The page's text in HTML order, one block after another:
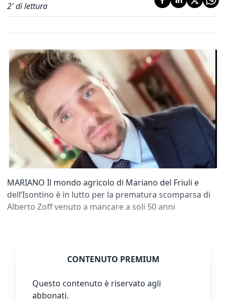
2' di lettura
MARIANO Il mondo agricolo di Mariano del Friuli e
dell’Isontino è in lutto per la prematura scomparsa di
Alberto Zoff venuto a mancare a soli 50 anni
CONTENUTO PREMIUM
Questo contenuto è riservato agli
abbonati.